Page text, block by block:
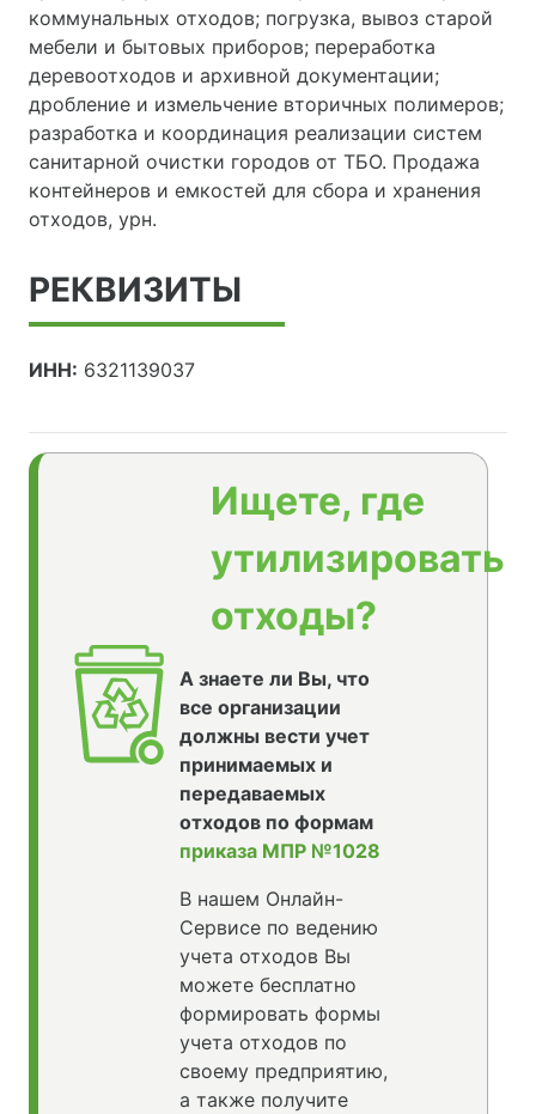
коммунальных отходов; погрузка, вывоз старой
мебели и бытовых приборов; переработка
деревоотходов и архивной документации;
дробление и измельчение вторичных полимеров;
разработка и координация реализации систем
санитарной очистки городов от ТБО. Продажа
контейнеров и емкостей для сбора и хранения
отходов, урн.
РЕКВИЗИТЫ
ИНН: 6321139037
Ищете, где
утилизировать
отходы?
А знаете ли Вы, что
все организации
должны вести учет
принимаемых и
передаваемых
отходов по формам
приказа МПР №1028
В нашем Онлайн-
Сервисе по ведению
учета отходов Вы
можете бесплатно
формировать формы
учета отходов по
своему предприятию,
а также получите